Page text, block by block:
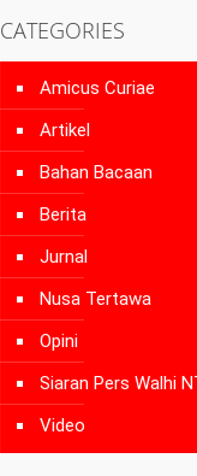
CATEGORIES
Amicus Curiae
Artikel
Bahan Bacaan
Berita
Jurnal
Nusa Tertawa
Opini
Siaran Pers Walhi
Video